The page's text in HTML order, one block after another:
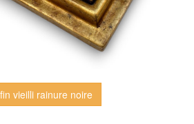
vieilli rainure noire